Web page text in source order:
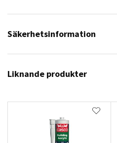
Säkerhetsinformation
Liknande produkter